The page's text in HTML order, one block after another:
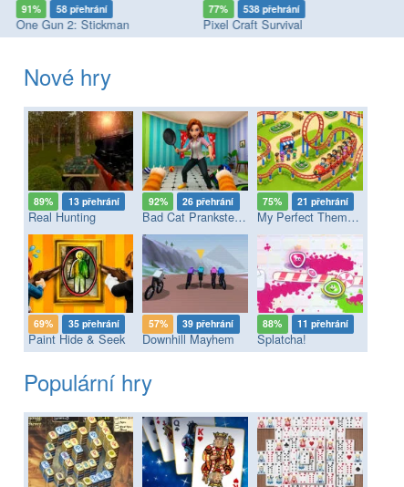
91% 58 přehrání
One Gun 2: Stickman
77% 538 přehrání
Pixel Craft Survival
Nové hry
89% 13 přehrání
Real Hunting
92% 26 přehrání
Bad Cat Prankster - Mom’s Return
75% 21 přehrání
My Perfect Theme Park
69% 35 přehrání
Paint Hide & Seek
57% 39 přehrání
Downhill Mayhem
88% 11 přehrání
Splatcha!
Populární hry